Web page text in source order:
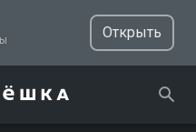
Открыть